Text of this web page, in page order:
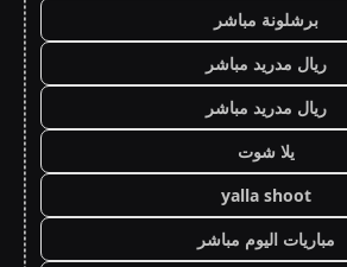
برشلونة مباشر
ريال مدريد مباشر
ريال مدريد مباشر
يلا شوت
yalla shoot
مباريات اليوم مباشر